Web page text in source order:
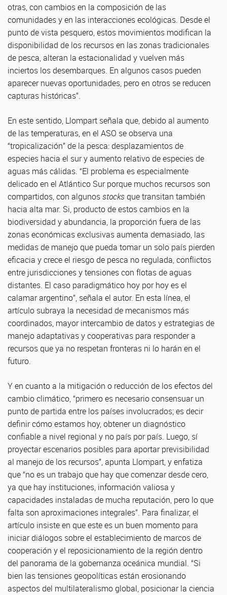
otras, con cambios en la composición de las
comunidades y en las interacciones ecológicas. Desde el
punto de vista pesquero, estos movimientos modifican la
disponibilidad de los recursos en las zonas tradicionales
de pesca, alteran la estacionalidad y vuelven más
inciertos los desembarques. En algunos casos pueden
aparecer nuevas oportunidades, pero en otros se reducen
capturas históricas”.
En este sentido, Llompart señala que, debido al aumento
de las temperaturas, en el ASO se observa una
“tropicalización” de la pesca: desplazamientos de
especies hacia el sur y aumento relativo de especies de
aguas más cálidas. “El problema es especialmente
delicado en el Atlántico Sur porque muchos recursos son
compartidos, con algunosstocksque transitan también
hacia alta mar. Si, producto de estos cambios en la
biodiversidad y abundancia, la proporción fuera de las
zonas económicas exclusivas aumenta demasiado, las
medidas de manejo que pueda tomar un solo país pierden
eficacia y crece el riesgo de pesca no regulada, conflictos
entre jurisdicciones y tensiones con flotas de aguas
distantes. El caso paradigmático hoy por hoy es el
calamar argentino”, señala el autor. En esta línea, el
artículo subraya la necesidad de mecanismos más
coordinados, mayor intercambio de datos y estrategias de
manejo adaptativas y cooperativas para responder a
recursos que ya no respetan fronteras ni lo harán en el
futuro.
Y en cuanto a la mitigación o reducción de los efectos del
cambio climático, “primero es necesario consensuar un
punto de partida entre los países involucrados; es decir
definir cómo estamos hoy, obtener un diagnóstico
confiable a nivel regional y no país por país. Luego, sí
proyectar escenarios posibles para aportar previsibilidad
al manejo de los recursos”, apunta Llompart, y enfatiza
que “no es un trabajo que hay que comenzar desde cero,
ya que hay instituciones, información valiosa y
capacidades instaladas de mucha reputación, pero lo que
falta son aproximaciones integrales”. Para finalizar, el
artículo insiste en que este es un buen momento para
iniciar diálogos sobre el establecimiento de marcos de
cooperación y el reposicionamiento de la región dentro
del panorama de la gobernanza oceánica mundial. “Si
bien las tensiones geopolíticas están erosionando
aspectos del multilateralismo global, posicionar la ciencia